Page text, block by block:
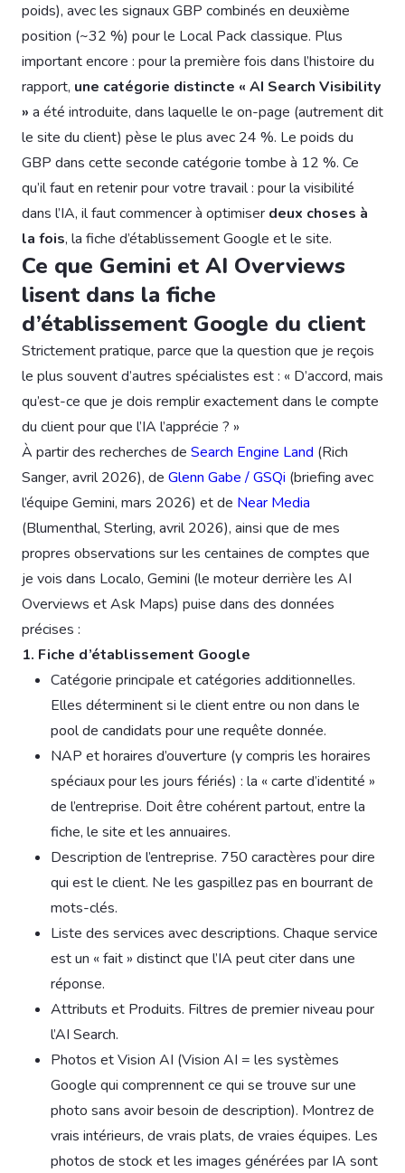
poids), avec les signaux GBP combinés en deuxième
position (~32 %) pour le Local Pack classique. Plus
important encore : pour la première fois dans l’histoire du
rapport, une catégorie distincte « AI Search Visibility
» a été introduite, dans laquelle le on-page (autrement dit
le site du client) pèse le plus avec 24 %. Le poids du
GBP dans cette seconde catégorie tombe à 12 %. Ce
qu’il faut en retenir pour votre travail : pour la visibilité
dans l’IA, il faut commencer à optimiser deux choses à
la fois, la fiche d’établissement Google et le site.
Ce que Gemini et AI Overviews
lisent dans la fiche
d’établissement Google du client
Strictement pratique, parce que la question que je reçois
le plus souvent d’autres spécialistes est : « D’accord, mais
qu’est-ce que je dois remplir exactement dans le compte
du client pour que l’IA l’apprécie ? »
À partir des recherches de Search Engine Land (Rich
Sanger, avril 2026), de Glenn Gabe / GSQi (briefing avec
l’équipe Gemini, mars 2026) et de Near Media
(Blumenthal, Sterling, avril 2026), ainsi que de mes
propres observations sur les centaines de comptes que
je vois dans Localo, Gemini (le moteur derrière les AI
Overviews et Ask Maps) puise dans des données
précises :
1. Fiche d’établissement Google
Catégorie principale et catégories additionnelles.
Elles déterminent si le client entre ou non dans le
pool de candidats pour une requête donnée.
NAP et horaires d’ouverture (y compris les horaires
spéciaux pour les jours fériés) : la « carte d’identité »
de l’entreprise. Doit être cohérent partout, entre la
fiche, le site et les annuaires.
Description de l’entreprise. 750 caractères pour dire
qui est le client. Ne les gaspillez pas en bourrant de
mots-clés.
Liste des services avec descriptions. Chaque service
est un « fait » distinct que l’IA peut citer dans une
réponse.
Attributs et Produits. Filtres de premier niveau pour
l’AI Search.
Photos et Vision AI (Vision AI = les systèmes
Google qui comprennent ce qui se trouve sur une
photo sans avoir besoin de description). Montrez de
vrais intérieurs, de vrais plats, de vraies équipes. Les
photos de stock et les images générées par IA sont